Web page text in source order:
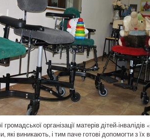
громадської організації матерів дітей-
які виникають, і тим паче готові допомогти з їх